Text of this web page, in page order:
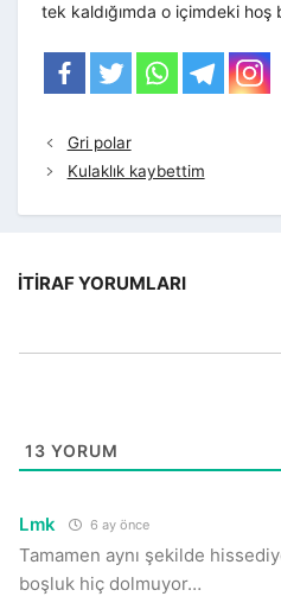
tek kaldığımda o içimdeki hoş
Gri polar
Kulaklık kaybettim
İTIRAF YORUMLARI
13 YORUM
Lmk 6 ay önce
Tamamen aynı şekilde
boşluk hiç dolmuyor…